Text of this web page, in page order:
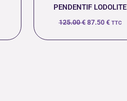
PENDENTIF LODOLITE
125.00€ 87.50€ TTC